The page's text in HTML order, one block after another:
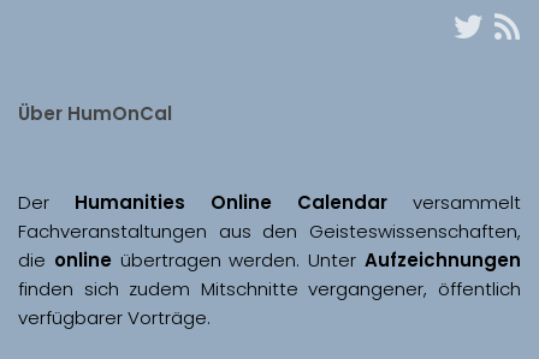
Über HumOnCal
Der Humanities Online Calendar versammelt
Fachveranstaltungen aus den Geisteswissenschaften,
die online übertragen werden. Unter Aufzeichnungen
finden sich zudem Mitschnitte vergangener, öffentlich